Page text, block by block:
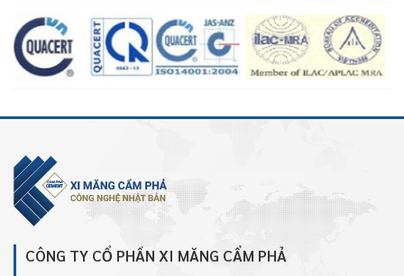
CÔNG TY CỔ PHẦN XI MĂNG CẨM PHẢ